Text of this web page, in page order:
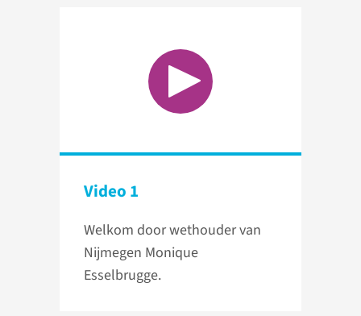
Video 1
Welkom door wethouder van
Nijmegen Monique
Esselbrugge.